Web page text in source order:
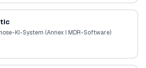
KI-System (Annex I MDR-Software)